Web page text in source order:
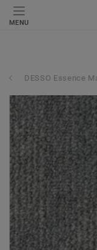
MENU
DESSO Essence